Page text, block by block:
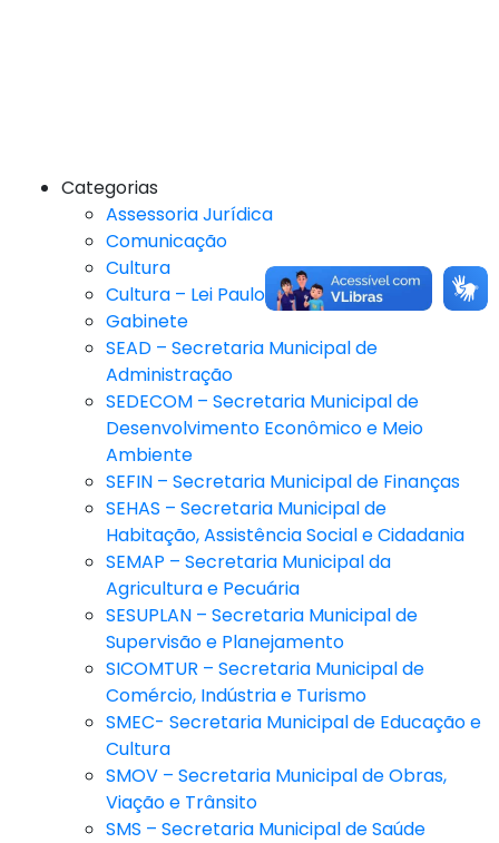
Categorias
Assessoria Jurídica
Comunicação
Cultura
Cultura – Lei Paulo Gustavo
Gabinete
SEAD – Secretaria Municipal de
Administração
SEDECOM – Secretaria Municipal de
Desenvolvimento Econômico e Meio
Ambiente
SEFIN – Secretaria Municipal de Finanças
SEHAS – Secretaria Municipal de
Habitação, Assistência Social e Cidadania
SEMAP – Secretaria Municipal da
Agricultura e Pecuária
SESUPLAN – Secretaria Municipal de
Supervisão e Planejamento
SICOMTUR – Secretaria Municipal de
Comércio, Indústria e Turismo
SMEC- Secretaria Municipal de Educação e
Cultura
SMOV – Secretaria Municipal de Obras,
Viação e Trânsito
SMS – Secretaria Municipal de Saúde